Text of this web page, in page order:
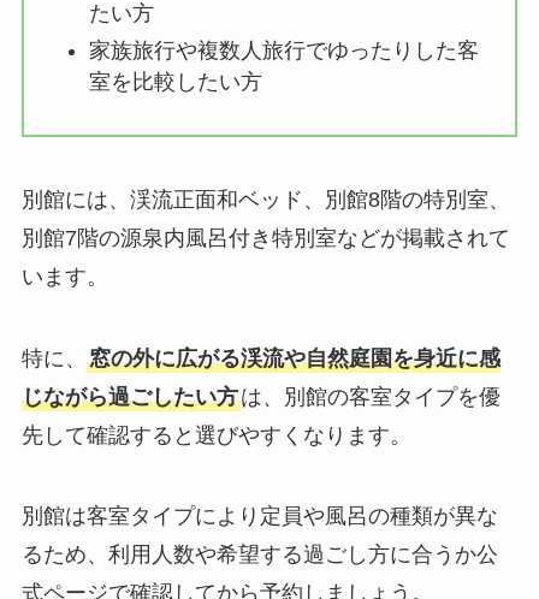
たい方
家族旅行や複数人旅行でゆったりした客
室を比較したい方
別館には、渓流正面和ベッド、別館8階の特別室、
別館7階の源泉内風呂付き特別室などが掲載されて
います。
特に、 窓の外に広がる渓流や自然庭園を身近に感
じながら過ごしたい方は、別館の客室タイプを優
先して確認すると選びやすくなります。
別館は客室タイプにより定員や風呂の種類が異な
るため、利用人数や希望する過ごし方に合うか公
式ページで確認してから予約しましょう。